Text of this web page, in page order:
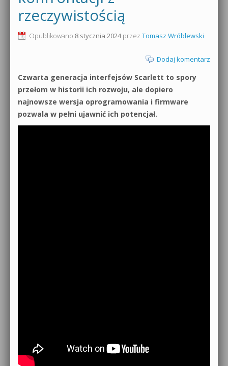
Produkcja muzyczna od podstaw
Dubstep z syntezatorem Massive
Kontakt 5 Kompendium
0dB.pl - informacje
Newsletter
Archiwum aktualności
Polityka prywatności
rzeczywistością
Opublikowano 8 stycznia 2024przez Tomasz Wróblewski
Dodaj komentarz
Czwarta generacja interfejsów Scarlett to spory
przełom w historii ich rozwoju, ale dopiero
najnowsze wersja oprogramowania i firmware
pozwala w pełni ujawnić ich potencjał.